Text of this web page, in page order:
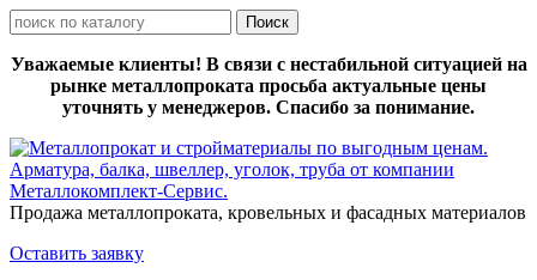
Уважаемые клиенты! В связи с нестабильной ситуацией на
рынке металлопроката просьба актуальные цены
уточнять у менеджеров. Спасибо за понимание.
Продажа металлопроката, кровельных и фасадных материалов
Оставить заявку